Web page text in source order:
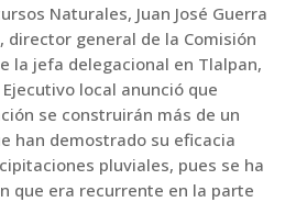
Naturales, Juan José Guerra
director general de la Comisión
la jefa delegacional en Tlalpan,
local anunció que
se construirán más de un
han demostrado su eficacia
pluviales, pues se ha
que era recurrente en la parte